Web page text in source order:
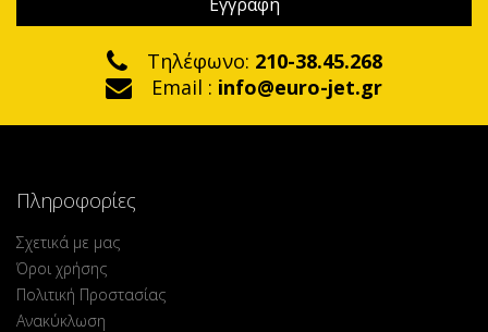
Τηλέφωνο: 210-38.45.268
Email : info@euro-jet.gr
Πληροφορίες
Σχετικά με μας
Όροι χρήσης
Πολιτική Προστασίας
Ανακύκλωση